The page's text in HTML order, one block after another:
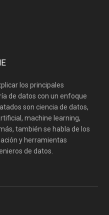
los principales
de datos con un enfoque
son ciencia de datos,
machine learning,
también se habla de los
y herramientas
de datos.